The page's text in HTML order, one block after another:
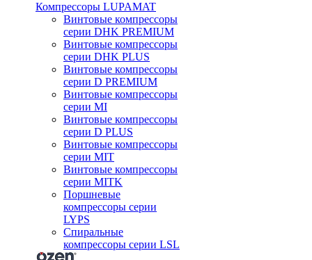
Компрессоры LUPAMAT
Винтовые компрессоры
серии DHK PREMIUM
Винтовые компрессоры
серии DHK PLUS
Винтовые компрессоры
серии D PREMIUM
Винтовые компрессоры
серии MI
Винтовые компрессоры
серии D PLUS
Винтовые компрессоры
серии MIT
Винтовые компрессоры
серии MITK
Поршневые
компрессоры серии
LYPS
Спиральные
компрессоры серии LSL